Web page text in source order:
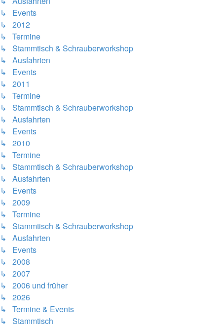
↳ Events
↳ 2012
↳ Termine
↳ Stammtisch & Schrauberworkshop
↳ Ausfahrten
↳ Events
↳ 2011
↳ Termine
↳ Stammtisch & Schrauberworkshop
↳ Ausfahrten
↳ Events
↳ 2010
↳ Termine
↳ Stammtisch & Schrauberworkshop
↳ Ausfahrten
↳ Events
↳ 2009
↳ Termine
↳ Stammtisch & Schrauberworkshop
↳ Ausfahrten
↳ Events
↳ 2008
↳ 2007
↳ 2006 und früher
↳ 2026
↳ Termine & Events
↳ Stammtisch